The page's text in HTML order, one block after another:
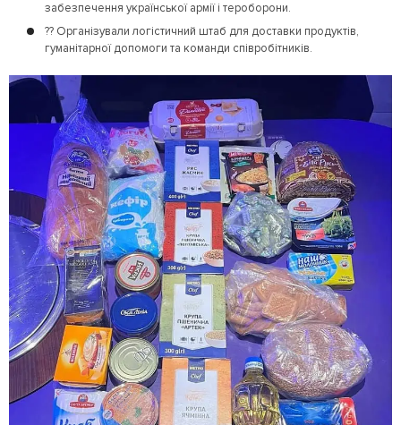
забезпечення української армії і тероборони.
?? Організували логістичний штаб для доставки продуктів,
гуманітарної допомоги та команди співробітників.